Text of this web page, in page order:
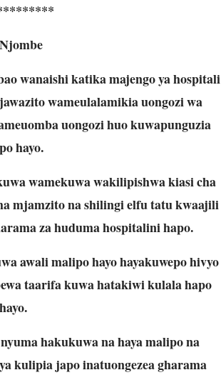
wanaishi katika majengo ya hospitali
wameulalamikia uongozi wa
uongozi huo kuwapunguzia
hayo.
wamekuwa wakilipishwa kiasi cha
mjamzito na shilingi elfu tatu kwaajili
za huduma hospitalini hapo.
awali malipo hayo hayakuwepo hivyo
taarifa kuwa hatakiwi kulala hapo
hakukuwa na haya malipo na
kulipia japo inatuongezea gharama